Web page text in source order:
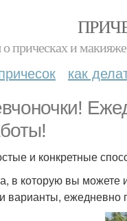
прическах и
как
и конкретные
в которую вы можете
варианты, ежедневно